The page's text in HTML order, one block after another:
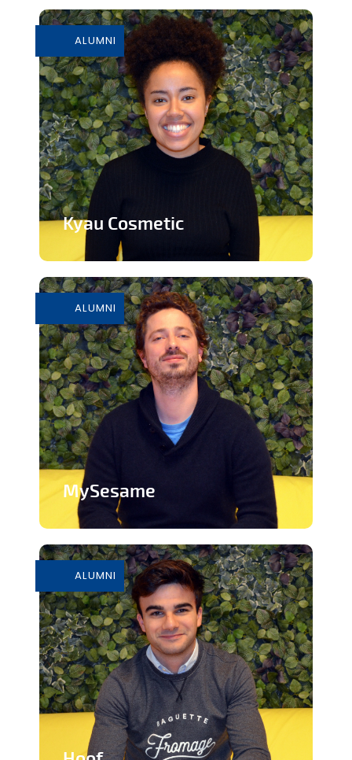
main à partir de matières végétales
En savoir plus
ALUMNI
Kyau Cosmetic
naturels
En savoir plus
ALUMNI
MySesame
24h/24h
En savoir plus
ALUMNI